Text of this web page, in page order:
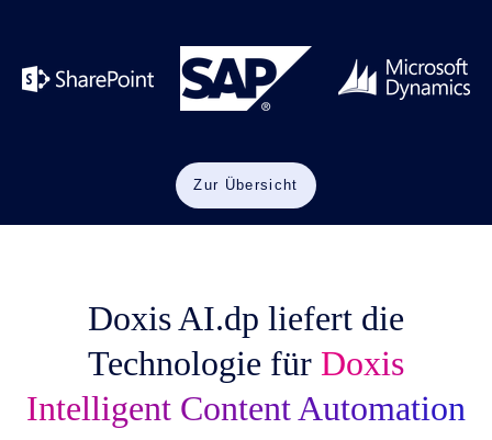
Zur Übersicht
Doxis AI.dp liefert die
Technologie für Doxis
Intelligent Content Automation